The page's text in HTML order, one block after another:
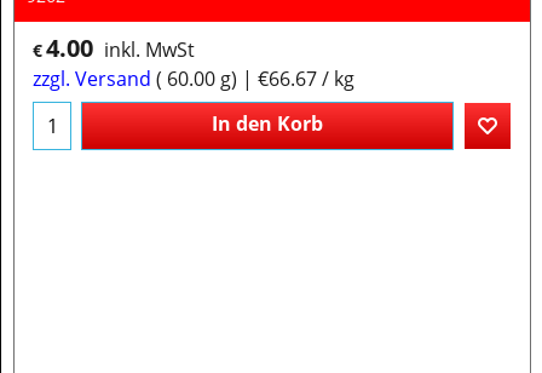
€4.00 inkl. MwSt
zzgl. Versand
60.00 g €66.67/ kg
In den Korb